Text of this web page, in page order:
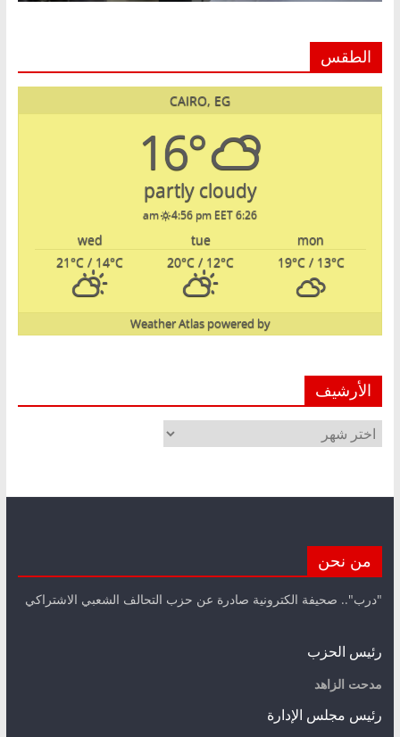
الطقس
CAIRO, EG
16°
partly cloudy
6:26 am
4:56 pm EET
mon
tue
wed
19°C/ 13°C
20°C / 12°C
21°C / 14°C
powered by
Weather Atlas
الأرشيف
الأرشيف
من نحن
"درب".. صحيفة الكترونية صادرة عن حزب التحالف الشعبي الاشتراكي
رئيس الحزب
مدحت الزاهد
رئيس مجلس الإدارة